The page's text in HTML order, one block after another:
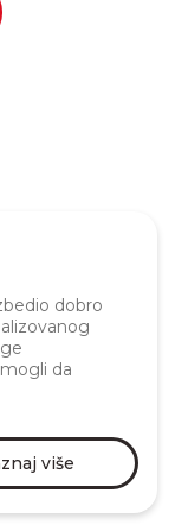
dobro
da
više